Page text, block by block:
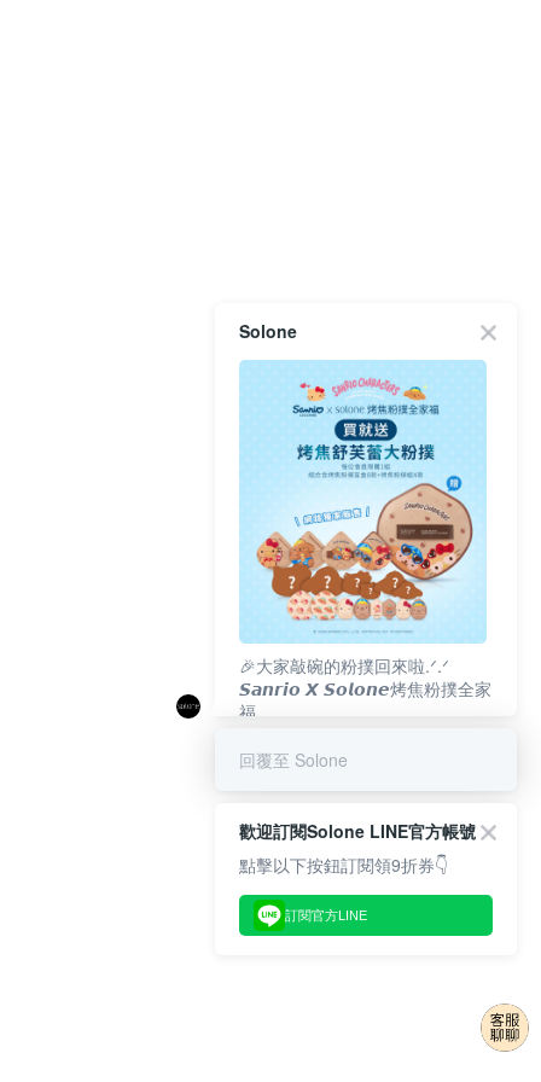
Solone
🎉大家敲碗的粉撲回來啦.ᐟ‪‪.ᐟ
𝙎𝙖𝙣𝙧𝙞𝙤 𝙓 𝙎𝙤𝙡𝙤𝙣𝙚烤焦粉撲全家
福
回覆至 Solone
歡迎訂閱Solone LINE官方帳號
點擊以下按鈕訂閱領9折券👇
訂閱官方LINE